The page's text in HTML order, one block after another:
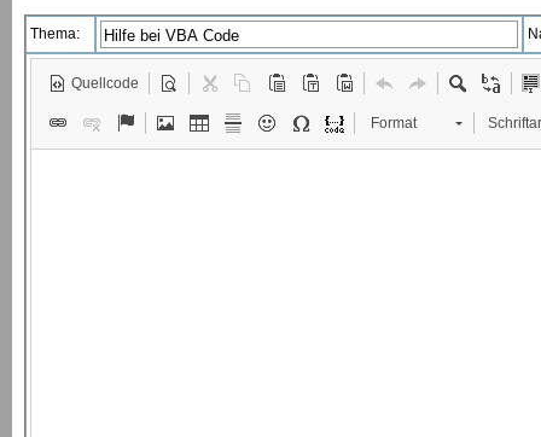
Thema:
Quellcode
Format